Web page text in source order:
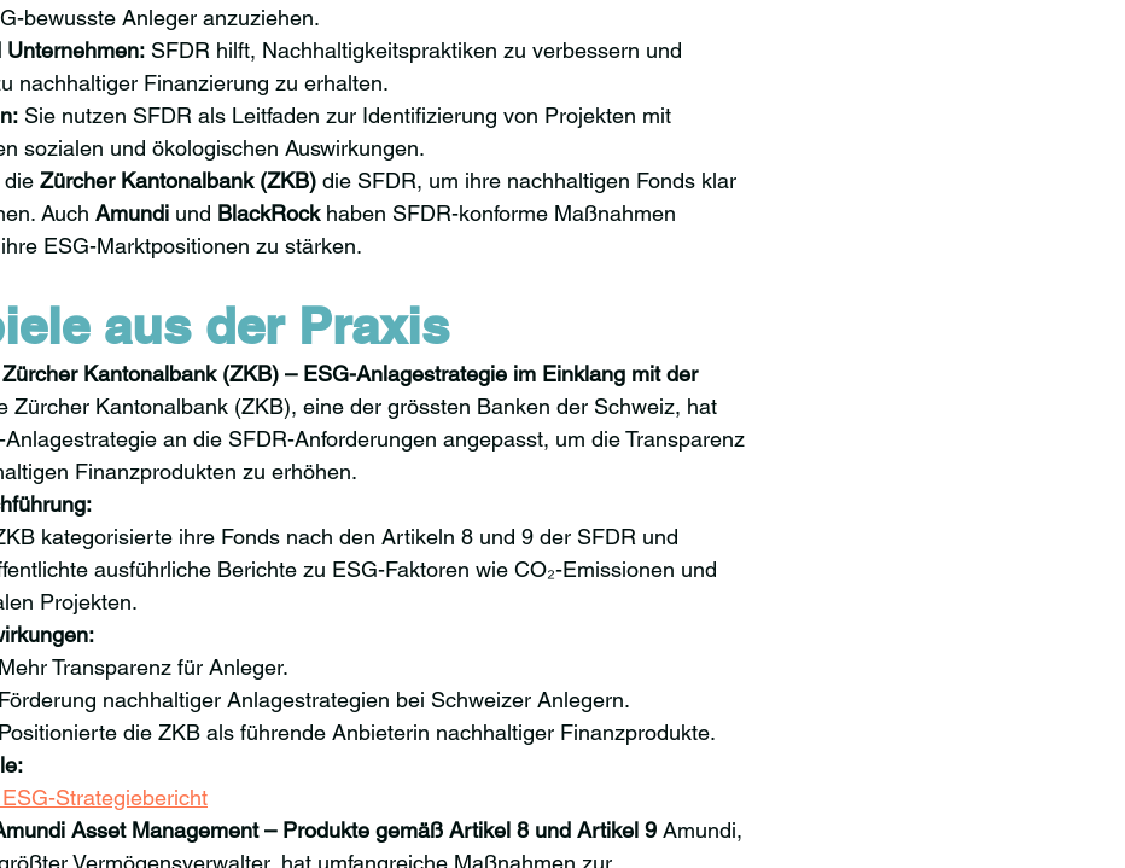
bewusste Anleger anzuziehen.
Unternehmen: SFDR hilft, Nachhaltigkeitspraktiken zu verbessern und
nachhaltiger Finanzierung zu erhalten.
Sie nutzen SFDR als Leitfaden zur Identifizierung von Projekten mit
sozialen und ökologischen Auswirkungen.
die Zürcher Kantonalbank (ZKB) die SFDR, um ihre nachhaltigen Fonds klar
Auch Amundi und BlackRock haben SFDR-konforme Maßnahmen
ESG-Marktpositionen zu stärken.
aus der Praxis
Kantonalbank (ZKB) – ESG-Anlagestrategie im Einklang mit der
Zürcher Kantonalbank (ZKB), eine der grössten Banken der Schweiz, hat
Anlagestrategie an die SFDR-Anforderungen angepasst, um die Transparenz
Finanzprodukten zu erhöhen.
kategorisierte ihre Fonds nach den Artikeln 8 und 9 der SFDR und
ausführliche Berichte zu ESG-Faktoren wie CO₂-Emissionen und
Projekten.
Mehr Transparenz für Anleger.
Förderung nachhaltiger Anlagestrategien bei Schweizer Anlegern.
Positionierte die ZKB als führende Anbieterin nachhaltiger Finanzprodukte.
Strategiebericht
Asset Management – Produkte gemäß Artikel 8 und Artikel 9 Amundi,